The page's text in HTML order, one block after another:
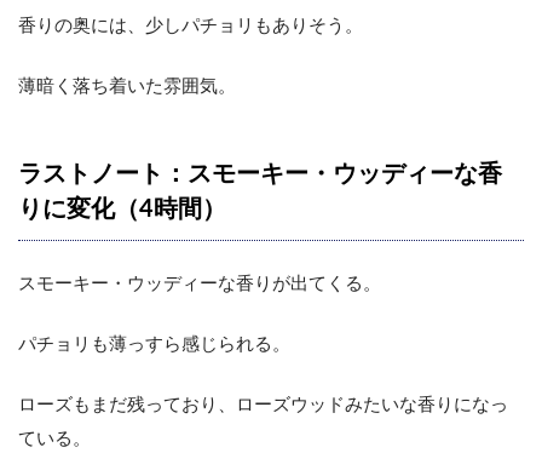
香りの奥には、少しパチョリもありそう。
薄暗く落ち着いた雰囲気。
ラストノート：スモーキー・ウッディーな香
りに変化（4時間）
スモーキー・ウッディーな香りが出てくる。
パチョリも薄っすら感じられる。
ローズもまだ残っており、ローズウッドみたいな香りになっ
ている。